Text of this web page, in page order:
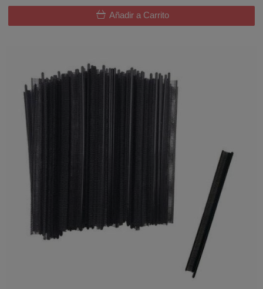
Añadir a Carrito